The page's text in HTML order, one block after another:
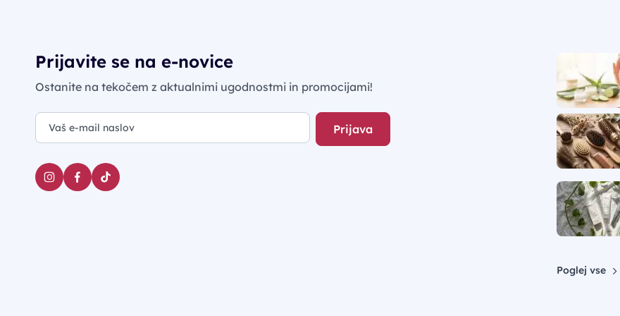
Prijavite se na e-novice
Ostanite na tekočem z aktualnimi ugodnostmi in promocijami!
Prijava
Poglej vse